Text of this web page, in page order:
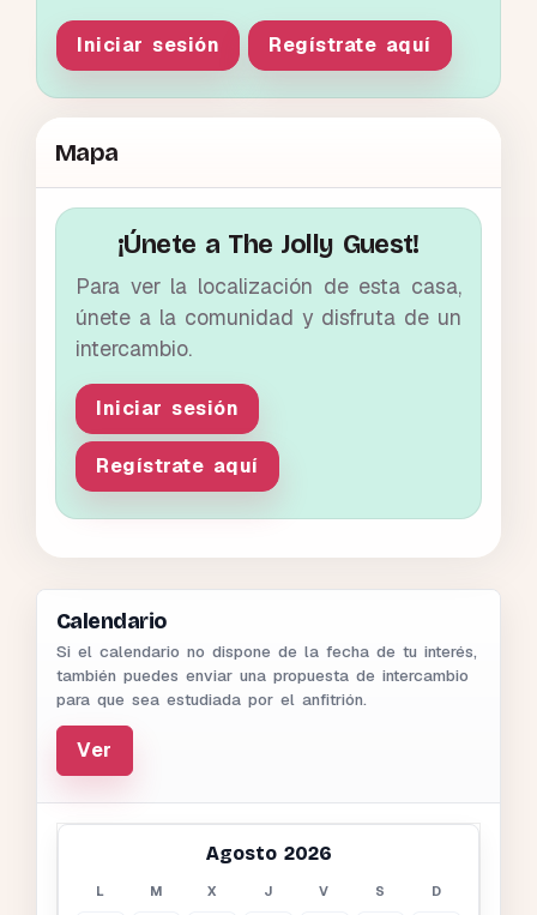
Iniciar sesión Regístrate aquí
Mapa
¡Únete a The Jolly Guest!
Para ver la localización de esta casa,
únete a la comunidad y disfruta de un
intercambio.
Iniciar sesión
Regístrate aquí
Calendario
Si el calendario no dispone de la fecha de tu interés,
también puedes enviar una propuesta de intercambio
para que sea estudiada por el anfitrión.
Ver
Agosto 2026
L M X J V S D